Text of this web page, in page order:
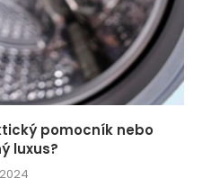
pomocník nebo
luxus?